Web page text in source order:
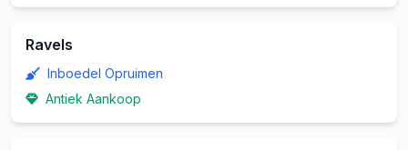
Ravels
Inboedel Opruimen
Antiek Aankoop